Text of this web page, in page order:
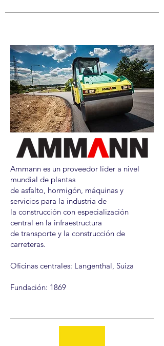
Ammann es un proveedor líder a nivel
mundial de plantas
de asfalto, hormigón, máquinas y
servicios para la industria de
la construcción con especialización
central en la infraestructura
de transporte y la construcción de
carreteras.
Oficinas centrales: Langenthal, Suiza
Fundación: 1869